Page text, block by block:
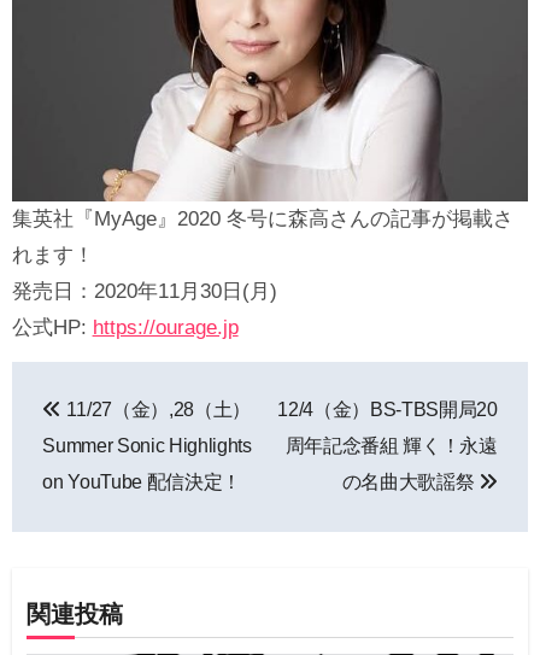
集英社『MyAge』2020 冬号に森高さんの記事が掲載さ
れます！
発売日：2020年11月30日(月)
公式HP: https://ourage.jp
稿
ナ
ビ
ー
11/27（金）,28（土）
Summer Sonic Highlights
on YouTube 配信決定！
12/4（金）BS-TBS開局20
周年記念番組 輝く！永遠
の名曲大歌謡祭
関連投稿